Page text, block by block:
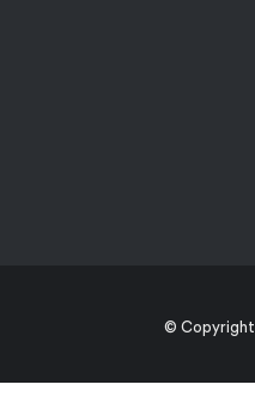
© Copyright